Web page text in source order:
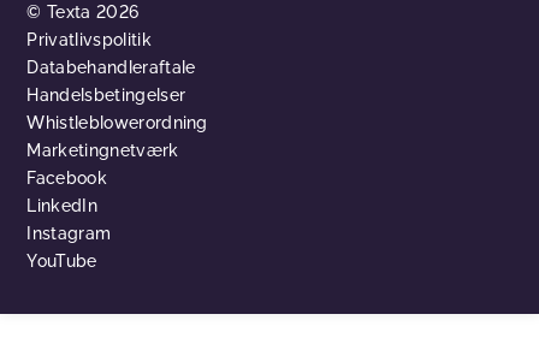
© Texta 2026
Privatlivspolitik
Databehandleraftale
Handelsbetingelser
Whistleblowerordning
Marketingnetværk
Facebook
LinkedIn
Instagram
YouTube